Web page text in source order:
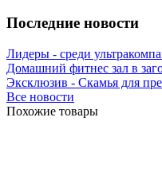
Последние новости
Лидеры - среди
Домашний фитнес зал в
Эксклюзив - Скамья для
Все новости
Похожие товары